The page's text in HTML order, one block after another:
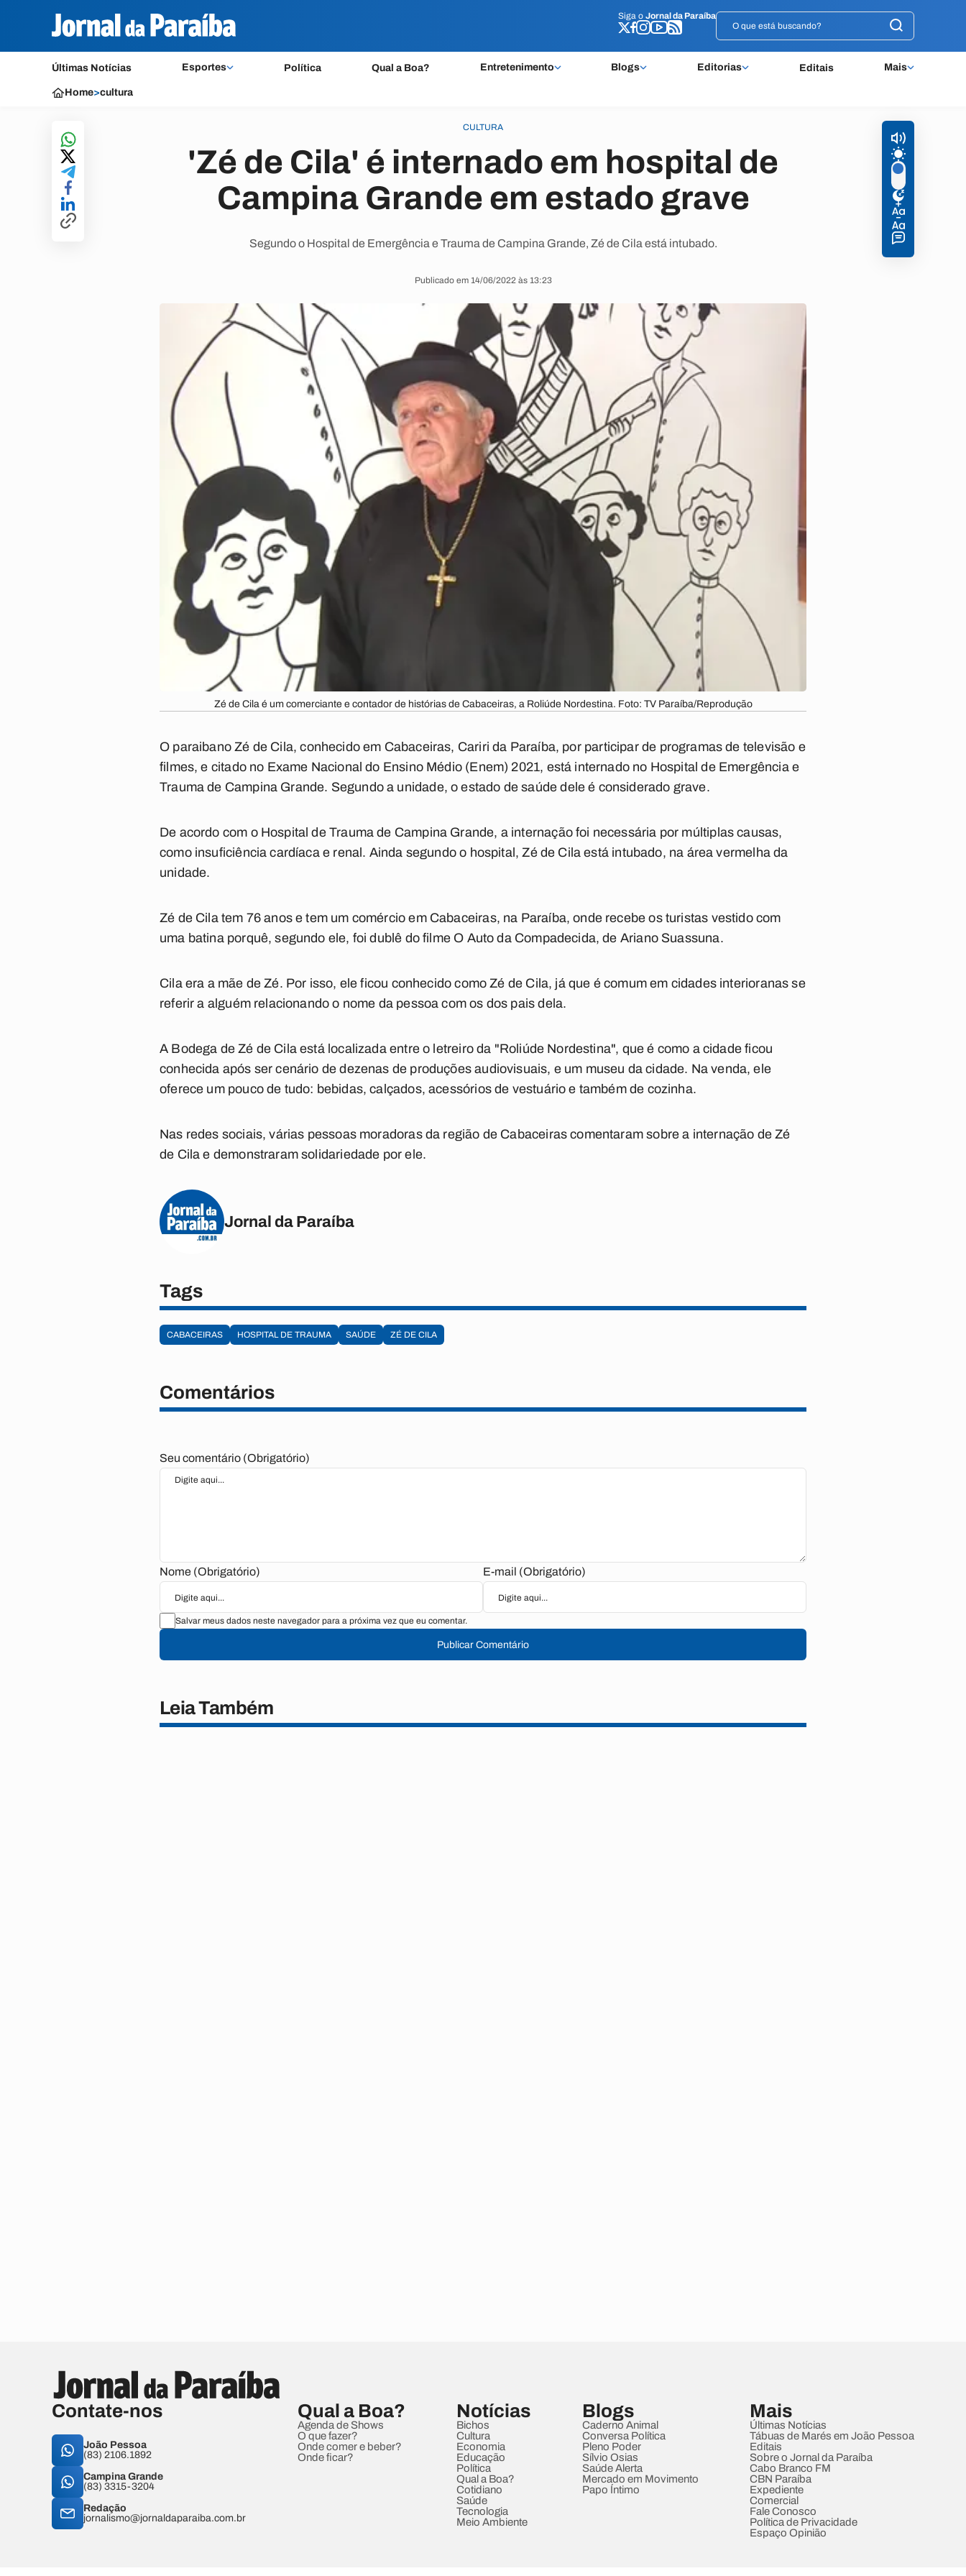
Siga o Jornal da Paraíba
Últimas Notícias Esportes Política Qual a Boa? Entretenimento Blogs Editorias Editais Mais
Siga o Jornal da Paraíba
Home>cultura
CULTURA
'Zé de Cila' é internado em hospital de
Campina Grande em estado grave
Segundo o Hospital de Emergência e Trauma de Campina Grande, Zé de Cila está intubado.
Publicado em 14/06/2022 às 13:23
Zé de Cila é um comerciante e contador de histórias de Cabaceiras, a Roliúde Nordestina. Foto: TV Paraíba/Reprodução
O paraibanoZé de Cila, conhecido em Cabaceiras, Cariri da Paraíba, por participar de programas de televisão e
filmes, e citado no Exame Nacional do Ensino Médio (Enem) 2021, está internado no Hospital de Emergência e
Trauma de Campina Grande. Segundo a unidade, o estado de saúde dele é considerado grave.
De acordo com o Hospital de Trauma de Campina Grande, a internação foi necessária por múltiplas causas,
como insuficiência cardíaca e renal. Ainda segundo o hospital, Zé de Cila está intubado, na área vermelha da
unidade.
Zé de Cila tem 76 anos e tem um comércio em Cabaceiras, na Paraíba, onde recebe os turistas vestido com
uma batina porquê, segundo ele, foi dublê do filme O Auto da Compadecida, de Ariano Suassuna.
Cila era a mãe de Zé. Por isso, ele ficou conhecido como Zé de Cila, já que é comum em cidades interioranas se
referir a alguém relacionando o nome da pessoa com os dos pais dela.
A Bodega de Zé de Cila está localizada entre o letreiro da "Roliúde Nordestina", que é como a cidade ficou
conhecida após ser cenário de dezenas de produções audiovisuais, e um museu da cidade. Na venda, ele
oferece um pouco de tudo: bebidas, calçados, acessórios de vestuário e também de cozinha.
Nas redes sociais, várias pessoas moradoras da região de Cabaceiras comentaram sobre a internação de Zé
de Cila e demonstraram solidariedade por ele.
Jornal da Paraíba
Tags
CABACEIRAS HOSPITAL DE TRAUMA SAÚDE ZÉ DE CILA
Comentários
Seu comentário (Obrigatório)
Nome (Obrigatório) E-mail (Obrigatório)
Salvar meus dados neste navegador para a próxima vez que eu comentar.
Publicar Comentário
Leia Também
Contate-nos
João Pessoa
(83) 2106.1892
Campina Grande
(83) 3315-3204
Redação
jornalismo@jornaldaparaiba.com.br
Qual a Boa?
Agenda de Shows
O que fazer?
Onde comer e beber?
Onde ficar?
Notícias
Bichos
Cultura
Economia
Educação
Política
Qual a Boa?
Cotidiano
Saúde
Tecnologia
Meio Ambiente
Blogs
Caderno Animal
Conversa Política
Pleno Poder
Sílvio Osias
Saúde Alerta
Mercado em Movimento
Papo Íntimo
Mais
Últimas Notícias
Tábuas de Marés em João Pessoa
Editais
Sobre o Jornal da Paraíba
Cabo Branco FM
CBN Paraíba
Expediente
Comercial
Fale Conosco
Política de Privacidade
Espaço Opinião